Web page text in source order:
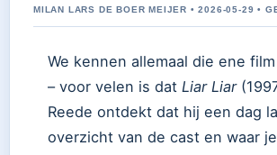
MILAN LARS DE BOER MEIJER • 2026-05-29 •
We kennen allemaal die ene
– voor velen is dat Liar Liar
Reede ontdekt dat hij een dag
overzicht van de cast en waar